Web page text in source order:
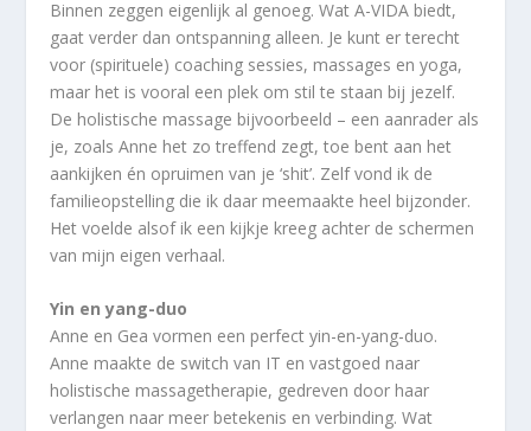
Binnen zeggen eigenlijk al genoeg. Wat A-VIDA biedt,
gaat verder dan ontspanning alleen. Je kunt er terecht
voor (spirituele) coaching sessies, massages en yoga,
maar het is vooral een plek om stil te staan bij jezelf.
De holistische massage bijvoorbeeld – een aanrader als
je, zoals Anne het zo treffend zegt, toe bent aan het
aankijken én opruimen van je ‘shit’. Zelf vond ik de
familieopstelling die ik daar meemaakte heel bijzonder.
Het voelde alsof ik een kijkje kreeg achter de schermen
van mijn eigen verhaal.
Yin en yang-duo
Anne en Gea vormen een perfect yin-en-yang-duo.
Anne maakte de switch van IT en vastgoed naar
holistische massagetherapie, gedreven door haar
verlangen naar meer betekenis en verbinding. Wat